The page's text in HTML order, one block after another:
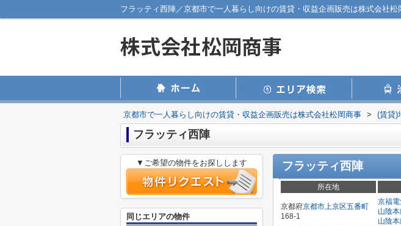
フラッティ西陣／京都市で一人暮らし向けの賃貸・収益企画販売は株式会社松
京都市で一人暮らし向けの賃貸・収益企画販売は株式会社松岡商事 > (賃貸)
フラッティ西陣
フラッティ西陣
所在地
京都府京都市上京区五番町
168-1
京福
山陰本
山陰本
▼ご希望の物件をお探しします
同じエリアの物件